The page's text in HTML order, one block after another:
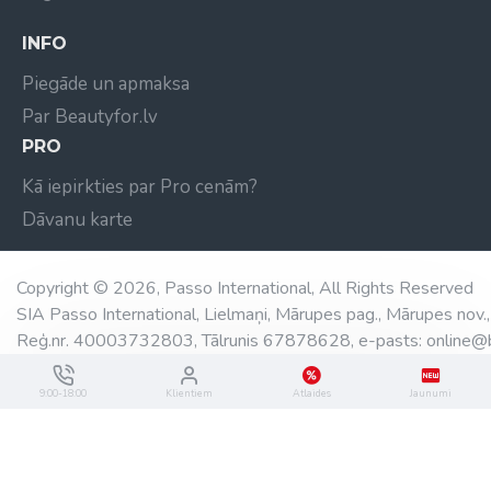
INFO
Piegāde un apmaksa
Par Beautyfor.lv
PRO
Kā iepirkties par Pro cenām?
Dāvanu karte
Copyright © 2026, Passo International, All Rights Reserved
SIA Passo International, Lielmaņi, Mārupes pag., Mārupes
Reģ.nr. 40003732803, Tālrunis 67878628, e-pasts:
9:00-18:00 Klientiem Atlaides Jaunumi